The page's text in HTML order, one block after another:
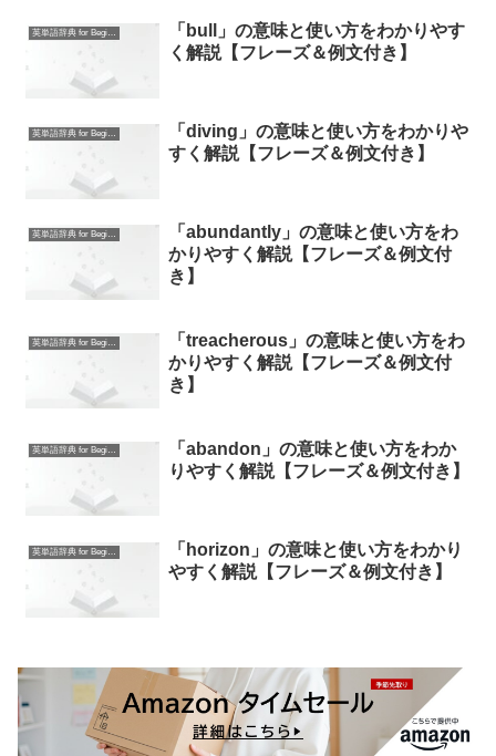
英単語辞典 for Beginners
「bull」の意味と使い方をわかりやす
く解説【フレーズ＆例文付き】
英単語辞典 for Beginners
「diving」の意味と使い方をわかりや
すく解説【フレーズ＆例文付き】
英単語辞典 for Beginners
「abundantly」の意味と使い方をわ
かりやすく解説【フレーズ＆例文付
き】
英単語辞典 for Beginners
「treacherous」の意味と使い方をわ
かりやすく解説【フレーズ＆例文付
き】
英単語辞典 for Beginners
「abandon」の意味と使い方をわか
りやすく解説【フレーズ＆例文付き】
英単語辞典 for Beginners
「horizon」の意味と使い方をわかり
やすく解説【フレーズ＆例文付き】